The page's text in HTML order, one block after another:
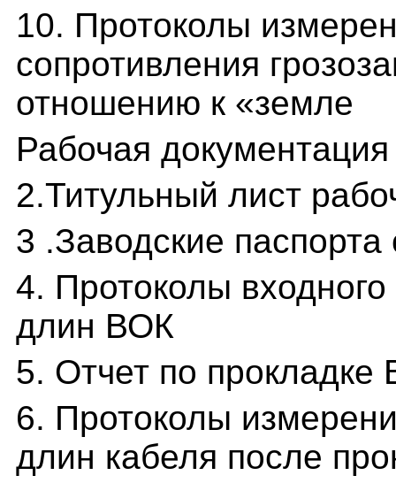
10. Протоколы
сопротивления
отношению к «земле
Рабочая документация
2.Титульный лист
3 .Заводские
4. Протоколы
длин ВОК
5. Отчет по прокладке
6. Протоколы
длин кабеля после